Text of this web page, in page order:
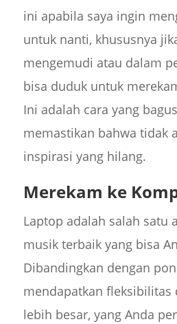
ini apabila saya ingin
untuk nanti, khususnya
mengemudi atau dalam
bisa duduk untuk
Ini adalah cara yang
memastikan bahwa tidak
inspirasi yang hilang.
Merekam ke
Laptop adalah salah satu
musik terbaik yang bisa
Dibandingkan dengan
mendapatkan fleksibilitas
lebih besar, yang Anda